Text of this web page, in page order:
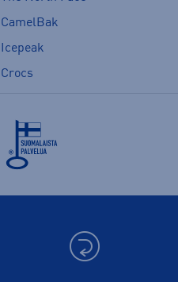
CamelBak
Icepeak
Crocs